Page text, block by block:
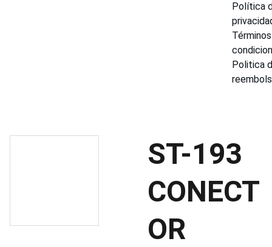
Política
Politica
ST-193
CONECT
OR